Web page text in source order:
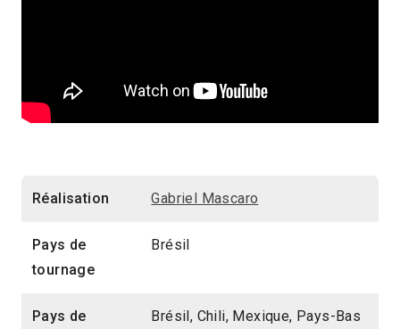
Réalisation Gabriel Mascaro
Pays de
tournage
Brésil
Pays de
Brésil, Chili, Mexique, Pays-Bas